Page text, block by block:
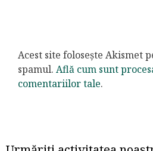
Acest site folosește Akismet
spamul. Află cum sunt
comentariilor tale.